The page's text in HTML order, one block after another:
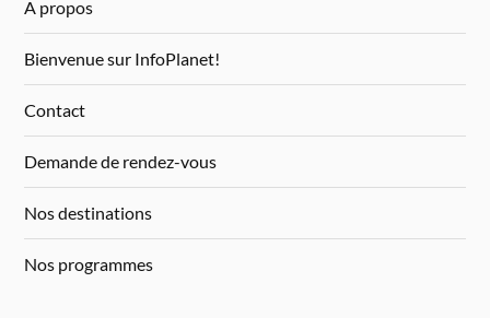
A propos
Bienvenue sur InfoPlanet!
Contact
Demande de rendez-vous
Nos destinations
Nos programmes